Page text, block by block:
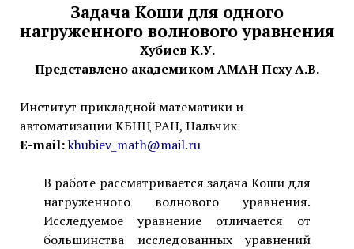
Задача Коши для одного
нагруженного волнового уравнения
Хубиев К.У.
Представлено академиком АМАН Псху А.В.
Институт прикладной математики и
автоматизации КБНЦ РАН, Нальчик
E-mail:khubiev_math@mail.ru
В работе рассматривается задача Коши для
нагруженного волнового уравнения.
Исследуемое уравнение отличается от
большинства исследованных уравнений